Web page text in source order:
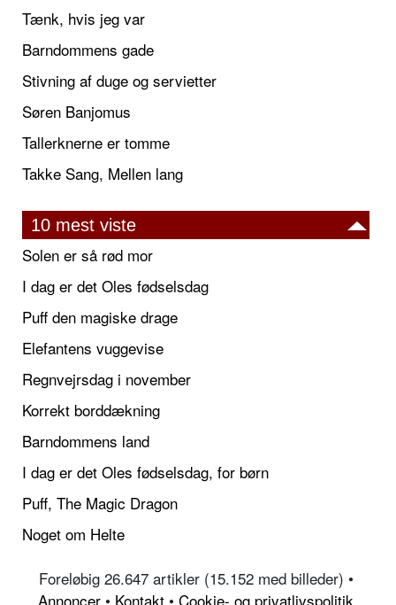
Tænk, hvis jeg var
Barndommens gade
Stivning af duge og servietter
Søren Banjomus
Tallerknerne er tomme
Takke Sang, Mellen lang
10 mest viste
Solen er så rød mor
I dag er det Oles fødselsdag
Puff den magiske drage
Elefantens vuggevise
Regnvejrsdag i november
Korrekt borddækning
Barndommens land
I dag er det Oles fødselsdag, for børn
Puff, The Magic Dragon
Noget om Helte
Foreløbig 26.647 artikler (15.152 med billeder) •
Annoncer • Kontakt • Cookie- og privatlivspolitik